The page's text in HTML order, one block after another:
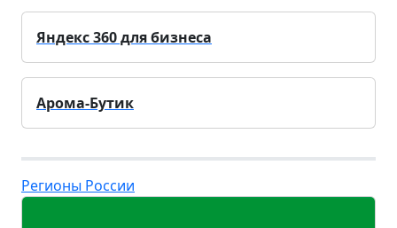
Яндекс 360 для бизнеса
Арома-Бутик
Регионы России